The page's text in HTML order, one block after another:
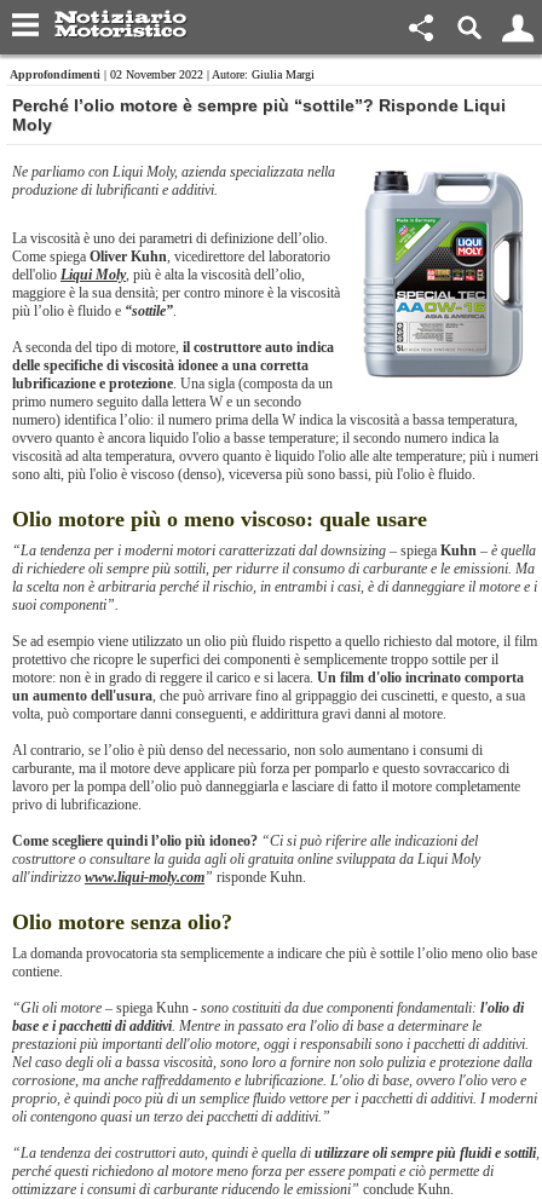
Approfondimenti | 02 November 2022 | Autore: Giulia Margi
Perché l’olio motore è sempre più “sottile”? Risponde Liqui
Moly
Ne parliamo con Liqui Moly, azienda specializzata nella
produzione di lubrificanti e additivi.
La viscosità è uno dei parametri di definizione dell’olio.
Come spiega Oliver Kuhn, vicedirettore del laboratorio
dell'olio Liqui Moly, più è alta la viscosità dell’olio,
maggiore è la sua densità; per contro minore è la viscosità
più l’olio è fluido e “sottile”.
A seconda del tipo di motore, il costruttore auto indica
delle specifiche di viscosità idonee a una corretta
lubrificazione e protezione. Una sigla (composta da un
primo numero seguito dalla lettera W e un secondo
numero) identifica l’olio: il numero prima della W indica la viscosità a bassa temperatura,
ovvero quanto è ancora liquido l'olio a basse temperature; il secondo numero indica la
viscosità ad alta temperatura, ovvero quanto è liquido l'olio alle alte temperature; più i numeri
sono alti, più l'olio è viscoso (denso), viceversa più sono bassi, più l'olio è fluido.
Olio motore più o meno viscoso: quale usare
“La tendenza per i moderni motori caratterizzati dal downsizing – spiega Kuhn – è quella
di richiedere oli sempre più sottili, per ridurre il consumo di carburante e le emissioni. Ma
la scelta non è arbitraria perché il rischio, in entrambi i casi, è di danneggiare il motore e i
suoi componenti”.
Se ad esempio viene utilizzato un olio più fluido rispetto a quello richiesto dal motore, il film
protettivo che ricopre le superfici dei componenti è semplicemente troppo sottile per il
motore: non è in grado di reggere il carico e si lacera. Un film d'olio incrinato comporta
un aumento dell'usura, che può arrivare fino al grippaggio dei cuscinetti, e questo, a sua
volta, può comportare danni conseguenti, e addirittura gravi danni al motore.
Al contrario, se l’olio è più denso del necessario, non solo aumentano i consumi di
carburante, ma il motore deve applicare più forza per pomparlo e questo sovraccarico di
lavoro per la pompa dell’olio può danneggiarla e lasciare di fatto il motore completamente
privo di lubrificazione.
Come scegliere quindi l’olio più idoneo? “Ci si può riferire alle indicazioni del
costruttore o consultare la guida agli oli gratuita online sviluppata da Liqui Moly
all'indirizzo www.liqui-moly.com” risponde Kuhn.
Olio motore senza olio?
La domanda provocatoria sta semplicemente a indicare che più è sottile l’olio meno olio base
contiene.
“Gli oli motore – spiega Kuhn - sono costituiti da due componenti fondamentali: l'olio di
base e i pacchetti di additivi. Mentre in passato era l'olio di base a determinare le
prestazioni più importanti dell'olio motore, oggi i responsabili sono i pacchetti di additivi.
Nel caso degli oli a bassa viscosità, sono loro a fornire non solo pulizia e protezione dalla
corrosione, ma anche raffreddamento e lubrificazione. L'olio di base, ovvero l'olio vero e
proprio, è quindi poco più di un semplice fluido vettore per i pacchetti di additivi. I moderni
oli contengono quasi un terzo dei pacchetti di additivi.”
“La tendenza dei costruttori auto, quindi è quella di utilizzare oli sempre più fluidi e sottili,
perché questi richiedono al motore meno forza per essere pompati e ciò permette di
ottimizzare i consumi di carburante riducendo le emissioni” conclude Kuhn.